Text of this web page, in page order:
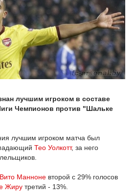
лучшим игроком в составе
Чемпионов против "Шальке
лучшим игроком матча был
Тео Уолкотт, за него
Вито Манноне второй с 29% голосов
Жиру третий - 13%.